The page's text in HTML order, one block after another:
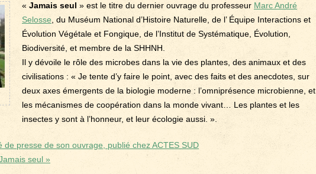
« Jamais seul » est le titre du dernier ouvrage du professeur Marc André
Selosse , du Muséum National d’Histoire Naturelle, de l’ Équipe Interactions et
Évolution Végétale et Fongique, de l’Institut de Systématique, Évolution,
Biodiversité, et membre de la SHHNH.
Il y dévoile le rôle des microbes dans la vie des plantes, des animaux et des
civilisations : « Je tente d’y faire le point, avec des faits et des anecdotes, sur
deux axes émergents de la biologie moderne : l’omniprésence microbienne, et
les mécanismes de coopération dans la monde vivant… Les plantes et les
insectes y sont à l’honneur, et leur écologie aussi. ».
de presse de son ouvrage, publié chez ACTES SUD
seul »